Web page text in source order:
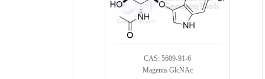
CAS: 5609-91-6
Magenta-GlcNAc